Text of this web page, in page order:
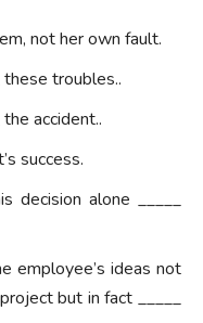
not her own fault.
troubles..
accident..
success.
decision alone _____
employee’s ideas not
but in fact _____